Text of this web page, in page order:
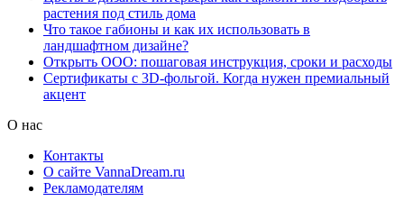
растения под стиль дома
Что такое габионы и как их использовать в
ландшафтном дизайне?
Открыть ООО: пошаговая инструкция, сроки и расходы
Сертификаты с 3D-фольгой. Когда нужен премиальный
акцент
О нас
Контакты
О сайте VannaDream.ru
Рекламодателям